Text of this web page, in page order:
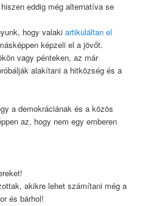
eddig még alternatíva se
hogy valakiartikuláltan el
képzeli el a jövőt.
vagy pénteken, az már
alakítani a hitközség és a
a demokráciának és a közös
az, hogy nem egy emberen
akikre lehet számítani még a
és bárhol!